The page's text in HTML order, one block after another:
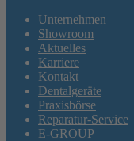
Unternehmen
Showroom
Aktuelles
Karriere
Kontakt
Dentalgeräte
Praxisbörse
Reparatur-Service
E-GROUP